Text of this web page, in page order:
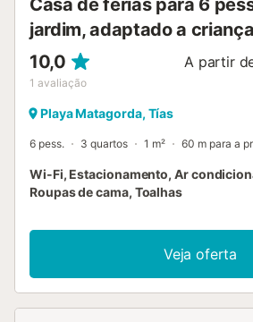
jardim, adaptado a
10,0
1 avaliação
A partir
Playa Matagorda, Tías
6 pess. 3 quartos 1 m² 60 m para a
Wi-Fi, Estacionamento, Ar
Roupas de cama, Toalhas
Veja oferta